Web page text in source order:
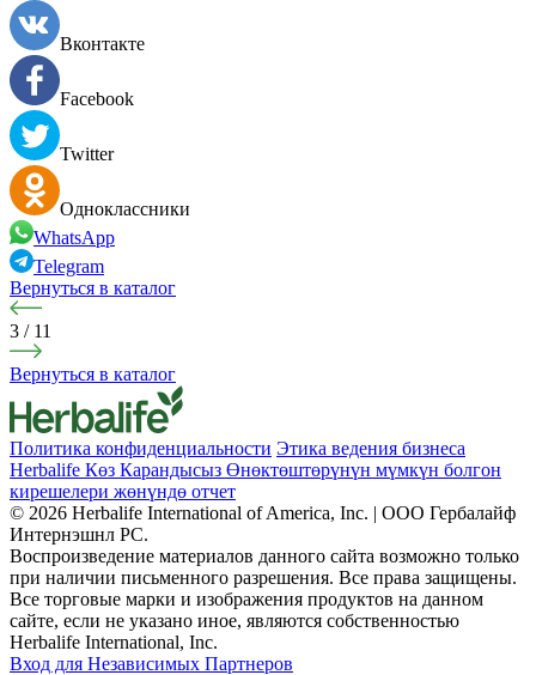
Вконтакте
Facebook
Twitter
Одноклассники
WhatsApp
Telegram
Вернуться в каталог
3 / 11
Вернуться в каталог
Политика конфиденциальности Этика ведения бизнеса
Herbalife Көз Карандысыз Өнөктөштөрүнүн мүмкүн болгон
кирешелери жөнүндө отчет
© 2026 Herbalife International of America, Inc. | ООО Гербалайф
Интернэшнл РС.
Воспроизведение материалов данного сайта возможно только
при наличии письменного разрешения. Все права защищены.
Все торговые марки и изображения продуктов на данном
сайте, если не указано иное, являются собственностью
Herbalife International, Inc.
Вход для Независимых Партнеров